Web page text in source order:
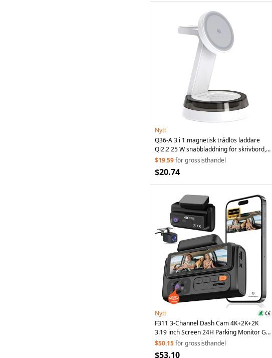
Nytt
Q36-A 3 i 1 magnetisk trådlös laddare
Qi2.2 25 W snabbladdning för skrivbord,
vit
$19.59för grossisthandel
$20.74
Nytt
F311 3-Channel Dash Cam 4K+2K+2K
3.19 inch Screen 24H Parking Monitor G-
Sensor Loop Recording, ACC Powered
(without TF Card) - Black
$50.15för grossisthandel
$53.10